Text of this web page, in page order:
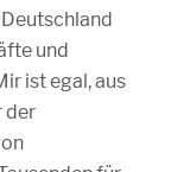
und
ist egal, aus
der